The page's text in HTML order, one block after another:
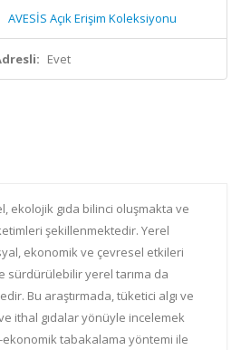
AVESİS Açık Erişim Koleksiyonu
Evet
ekolojik gıda bilinci oluşmakta ve
şekillenmektedir. Yerel
ekonomik ve çevresel etkileri
sürdürülebilir yerel tarıma da
Bu araştırmada, tüketici algı ve
ithal gıdalar yönüyle incelemek
ekonomik tabakalama yöntemi ile